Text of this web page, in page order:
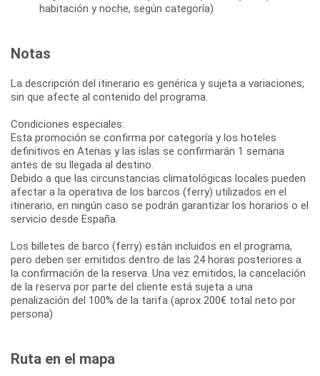
habitación y noche, según categoría)
Notas
La descripción del itinerario es genérica y sujeta a variaciones,
sin que afecte al contenido del programa.
Condiciones especiales:
Esta promoción se confirma por categoría y los hoteles
definitivos en Atenas y las islas se confirmarán 1 semana
antes de su llegada al destino.
Debido a que las circunstancias climatológicas locales pueden
afectar a la operativa de los barcos (ferry) utilizados en el
itinerario, en ningún caso se podrán garantizar los horarios o el
servicio desde España.
Los billetes de barco (ferry) están incluidos en el programa,
pero deben ser emitidos dentro de las 24 horas posteriores a
la confirmación de la reserva. Una vez emitidos, la cancelación
de la reserva por parte del cliente está sujeta a una
penalización del 100% de la tarifa (aprox 200€ total neto por
persona)
Ruta en el mapa